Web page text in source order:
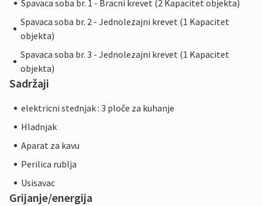
Spavaca soba br. 1 - Bracni krevet (2 Kapacitet objekta)
Spavaca soba br. 2 - Jednolezajni krevet (1 Kapacitet
objekta)
Spavaca soba br. 3 - Jednolezajni krevet (1 Kapacitet
objekta)
Sadržaji
elektricni stednjak : 3 ploče za kuhanje
Hladnjak
Aparat za kavu
Perilica rublja
Usisavac
Grijanje/energija